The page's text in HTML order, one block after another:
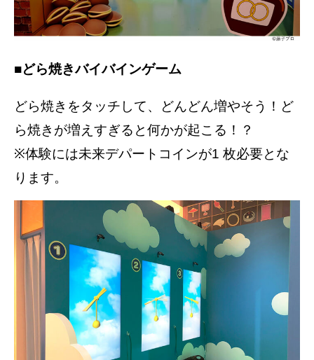
■どら焼きバイバインゲーム
どら焼きをタッチして、どんどん増やそう！ど
ら焼きが増えすぎると何かが起こる！？
※体験には未来デパートコインが1 枚必要とな
ります。